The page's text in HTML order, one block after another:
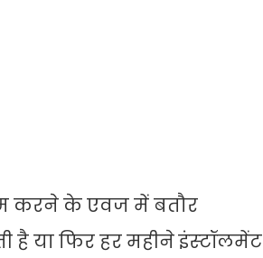
करने के एवज में बतौर
है या फिर हर महीने इंस्‍टॉलमेंट